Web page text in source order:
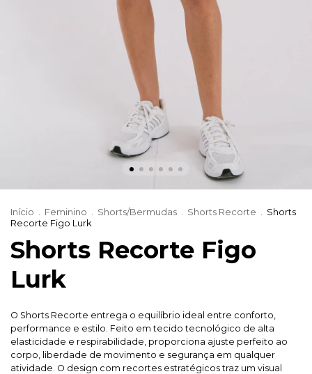
Início Feminino Shorts/Bermudas Shorts Recorte
Shorts
Recorte Figo Lurk
Shorts Recorte Figo
Lurk
O Shorts Recorte entrega o equilíbrio ideal entre conforto,
performance e estilo. Feito em tecido tecnológico de alta
elasticidade e respirabilidade, proporciona ajuste perfeito ao
corpo, liberdade de movimento e segurança em qualquer
atividade. O design com recortes estratégicos traz um visual